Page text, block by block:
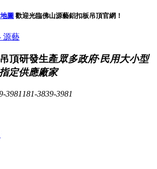
圖 歡迎光臨佛山源藝鋁扣板吊頂官網！
頂研發生產眾多政府·民用大小型
定供應廠家
3981 181-3839-3981